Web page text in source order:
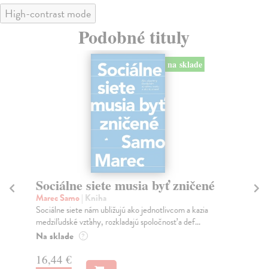
High-contrast mode
Podobné tituly
na sklade
Sociálne siete musia byť zničené
Marec Samo| Kniha
Sociálne siete nám ubližujú ako jednotlivcom a kazia
medziľudské vzťahy, rozkladajú spoločnosť a def...
Na sklade ?
16,44 €